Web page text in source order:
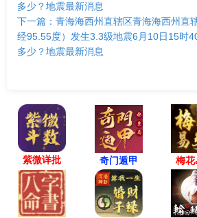
多少？地震最新消息
下一篇：青海海西州直辖区青海海西州直
经95.55度）发生3.3级地震6月10日15时
多少？地震最新消息
紫微详批 奇门遁甲 梅花